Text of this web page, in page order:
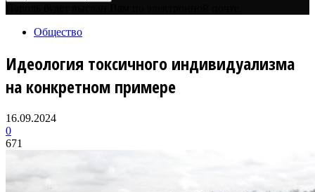
Общество
Идеология токсичного индивидуализма
на конкретном примере
16.09.2024
0
671